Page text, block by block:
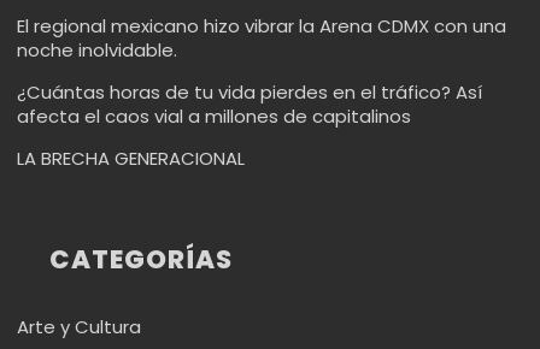
El regional mexicano hizo vibrar la Arena CDMX con una
noche inolvidable.
¿Cuántas horas de tu vida pierdes en el tráfico? Así
afecta el caos vial a millones de capitalinos
LA BRECHA GENERACIONAL
CATEGORÍAS
Arte y Cultura